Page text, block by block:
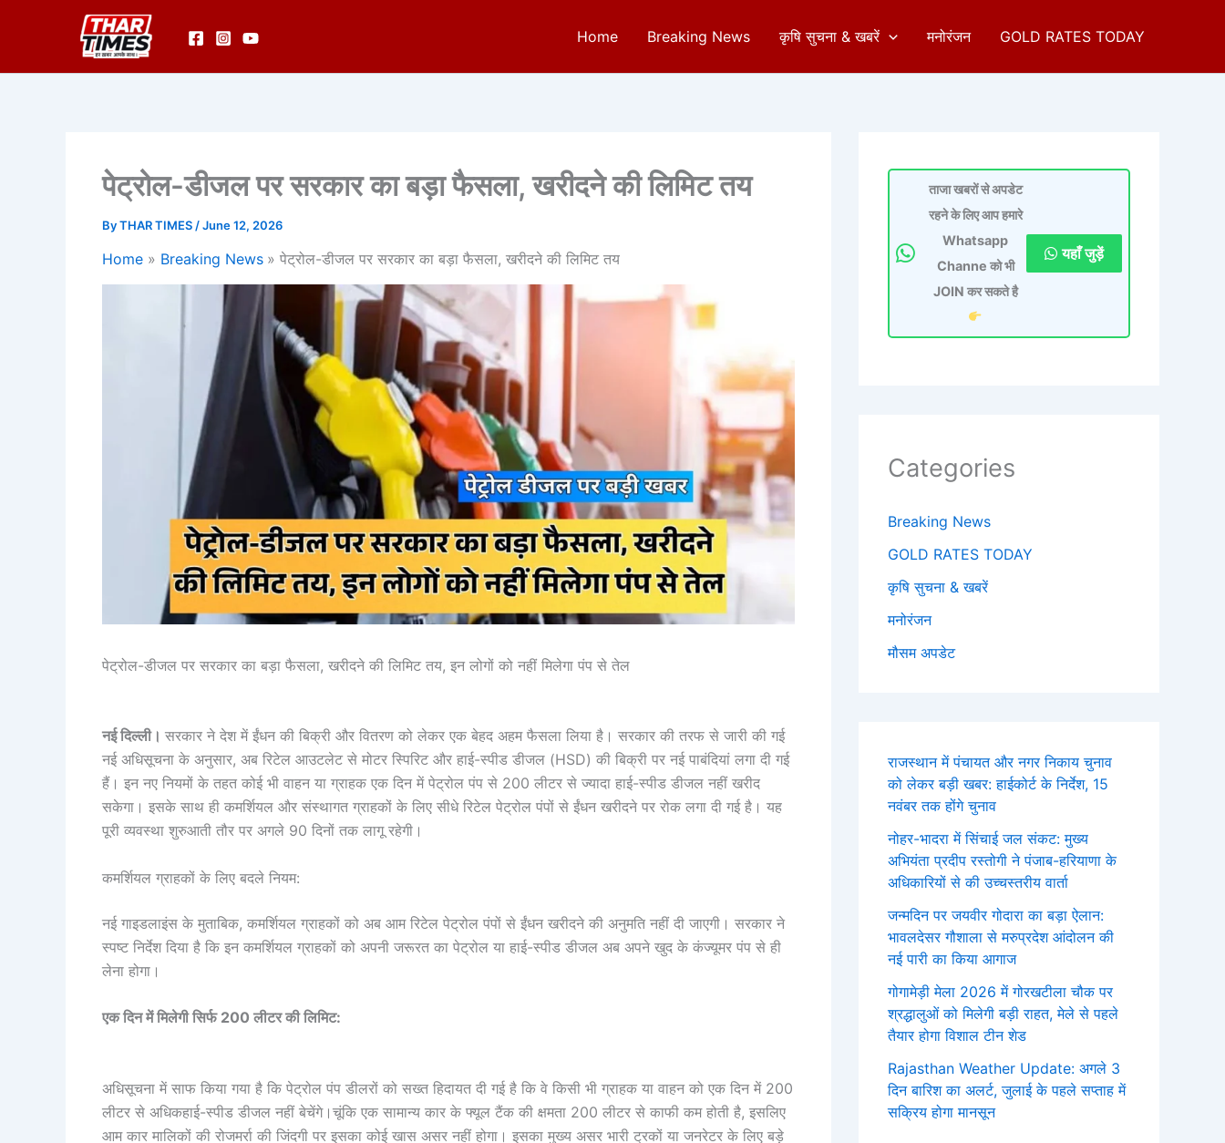
Home Breaking News कृषि सुचना & खबरें मनोरंजन GOLD RATES TODAY
पेट्रोल-डीजल पर सरकार का बड़ा फैसला, खरीदने की लिमिट तय
ByTHAR TIMES /June 12, 2026
Home Breaking News पेट्रोल-डीजल पर सरकार का बड़ा फैसला, खरीदने की लिमिट तय
पेट्रोल-डीजल पर सरकार का बड़ा फैसला, खरीदने की लिमिट तय, इन लोगों को नहीं मिलेगा पंप से तेल
नई दिल्ली। सरकार ने देश में ईंधन की बिक्री और वितरण को लेकर एक बेहद अहम फैसला लिया है। सरकार की तरफ से जारी की गई
नई अधिसूचना के अनुसार, अब रिटेल आउटलेट से मोटर स्पिरिट और हाई-स्पीड डीजल (HSD) की बिक्री पर नई पाबंदियां लगा दी गई
हैं। इन नए नियमों के तहत कोई भी वाहन या ग्राहक एक दिन में पेट्रोल पंप से 200 लीटर से ज्यादा हाई-स्पीड डीजल नहीं खरीद
सकेगा। इसके साथ ही कमर्शियल और संस्थागत ग्राहकों के लिए सीधे रिटेल पेट्रोल पंपों से ईंधन खरीदने पर रोक लगा दी गई है। यह
पूरी व्यवस्था शुरुआती तौर पर अगले 90 दिनों तक लागू रहेगी।
कमर्शियल ग्राहकों के लिए बदले नियम:
नई गाइडलाइंस के मुताबिक, कमर्शियल ग्राहकों को अब आम रिटेल पेट्रोल पंपों से ईंधन खरीदने की अनुमति नहीं दी जाएगी। सरकार ने
स्पष्ट निर्देश दिया है कि इन कमर्शियल ग्राहकों को अपनी जरूरत का पेट्रोल या हाई-स्पीड डीजल अब अपने खुद के कंज्यूमर पंप से ही
लेना होगा।
एक दिन में मिलेगी सिर्फ 200 लीटर की लिमिट:
अधिसूचना में साफ किया गया है कि पेट्रोल पंप डीलरों को सख्त हिदायत दी गई है कि वे किसी भी ग्राहक या वाहन को एक दिन में 200
लीटर से अधिकहाई-स्पीड डीजल नहीं बेचेंगे।चूंकि एक सामान्य कार के फ्यूल टैंक की क्षमता 200 लीटर से काफी कम होती है, इसलिए
आम कार मालिकों की रोजमर्रा की जिंदगी पर इसका कोई खास असर नहीं होगा। इसका मुख्य असर भारी ट्रकों या जनरेटर के लिए बड़े
ताजा खबरों से अपडेट
रहने के लिए आप हमारे
Whatsapp
Channe को भी
JOIN कर सकते है
यहाँ जुड़ें
Categories
Breaking News
GOLD RATES TODAY
कृषि सुचना & खबरें
मनोरंजन
मौसम अपडेट
राजस्थान में पंचायत और नगर निकाय चुनाव
को लेकर बड़ी खबर: हाईकोर्ट के निर्देश, 15
नवंबर तक होंगे चुनाव
नोहर-भादरा में सिंचाई जल संकट: मुख्य
अभियंता प्रदीप रस्तोगी ने पंजाब-हरियाणा के
अधिकारियों से की उच्चस्तरीय वार्ता
जन्मदिन पर जयवीर गोदारा का बड़ा ऐलान:
भावलदेसर गौशाला से मरुप्रदेश आंदोलन की
नई पारी का किया आगाज
गोगामेड़ी मेला 2026 में गोरखटीला चौक पर
श्रद्धालुओं को मिलेगी बड़ी राहत, मेले से पहले
तैयार होगा विशाल टीन शेड
Rajasthan Weather Update: अगले 3
दिन बारिश का अलर्ट, जुलाई के पहले सप्ताह में
सक्रिय होगा मानसून